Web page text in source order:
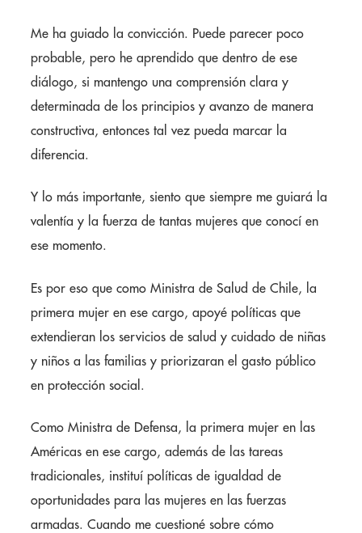
Me ha guiado la convicción. Puede parecer poco
probable, pero he aprendido que dentro de ese
diálogo, si mantengo una comprensión clara y
determinada de los principios y avanzo de manera
constructiva, entonces tal vez pueda marcar la
diferencia.
Y lo más importante, siento que siempre me guiará la
valentía y la fuerza de tantas mujeres que conocí en
ese momento.
Es por eso que como Ministra de Salud de Chile, la
primera mujer en ese cargo, apoyé políticas que
extendieran los servicios de salud y cuidado de niñas
y niños a las familias y priorizaran el gasto público
en protección social.
Como Ministra de Defensa, la primera mujer en las
Américas en ese cargo, además de las tareas
tradicionales, instituí políticas de igualdad de
oportunidades para las mujeres en las fuerzas
armadas. Cuando me cuestioné sobre cómo